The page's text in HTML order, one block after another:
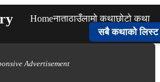
Homeनाताठाउँलामो कथाछोटो कथा
सबै कथाको लिस्ट
Advertisement